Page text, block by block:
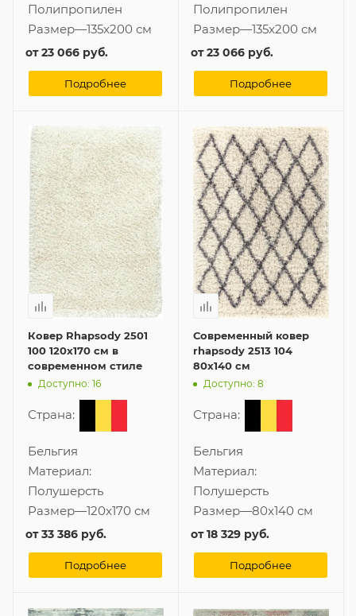
Полипропилен
Размер—135x200 см
от23 066 руб.
Подробнее
Полипропилен
Размер—135x200 см
от23 066 руб.
Подробнее
Ковер Rhapsody 2501
100 120x170 см в
современном стиле
Доступно: 16
Страна:
Бельгия
Материал:
Полушерсть
Размер—120x170 см
от33 386 руб.
Подробнее
Современный ковер
rhapsody 2513 104
80x140 см
Доступно: 8
Страна:
Бельгия
Материал:
Полушерсть
Размер—80x140 см
от18 329 руб.
Подробнее